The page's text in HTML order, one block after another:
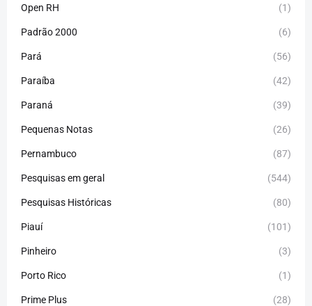
Open RH (1)
Padrão 2000 (6)
Pará (56)
Paraíba (42)
Paraná (39)
Pequenas Notas (26)
Pernambuco (87)
Pesquisas em geral (544)
Pesquisas Históricas (80)
Piauí (101)
Pinheiro (3)
Porto Rico (1)
Prime Plus (28)